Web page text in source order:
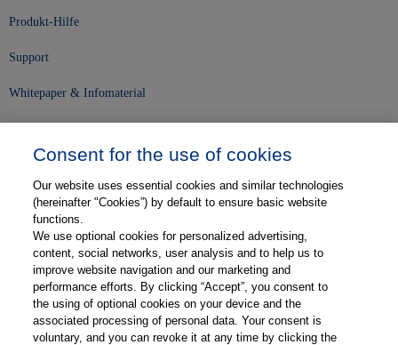
Produkt-Hilfe
Support
Whitepaper & Infomaterial
Karriere
Kontakt
Web-Semniare
Anwenderberichte
Consent for the use of cookies
Our website uses essential cookies and similar technologies
(hereinafter "Cookies”) by default to ensure basic website
functions.
We use optional cookies for personalized advertising,
content, social networks, user analysis and to help us to
improve website navigation and our marketing and
performance efforts. By clicking “Accept”, you consent to
the using of optional cookies on your device and the
associated processing of personal data. Your consent is
voluntary, and you can revoke it at any time by clicking the